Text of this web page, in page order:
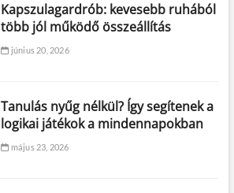
Kapszulagardrób: kevesebb ruhából
több jól működő összeállítás
június 20, 2026
Tanulás nyűg nélkül? Így segítenek a
logikai játékok a mindennapokban
május 23, 2026